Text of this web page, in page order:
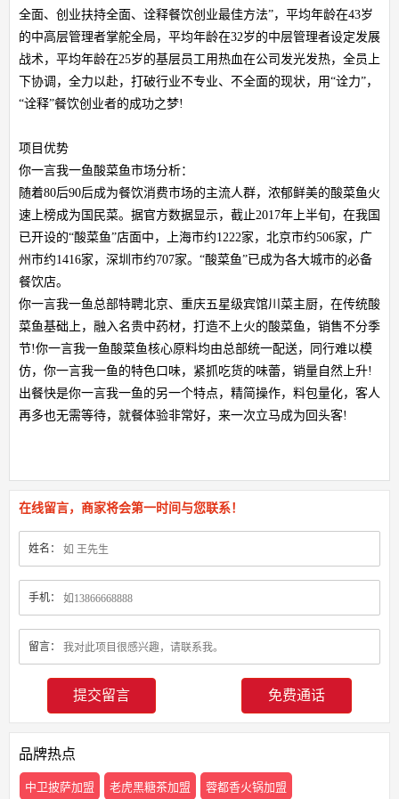
全面、创业扶持全面、诠释餐饮创业最佳方法”，平均年龄在43岁
的中高层管理者掌舵全局，平均年龄在32岁的中层管理者设定发展
战术，平均年龄在25岁的基层员工用热血在公司发光发热，全员上
下协调，全力以赴，打破行业不专业、不全面的现状，用“诠力”，
“诠释”餐饮创业者的成功之梦!
项目优势
你一言我一鱼酸菜鱼市场分析：
随着80后90后成为餐饮消费市场的主流人群，浓郁鲜美的酸菜鱼火
速上榜成为国民菜。据官方数据显示，截止2017年上半旬，在我国
已开设的“酸菜鱼”店面中，上海市约1222家，北京市约506家，广
州市约1416家，深圳市约707家。“酸菜鱼”已成为各大城市的必备
餐饮店。
你一言我一鱼总部特聘北京、重庆五星级宾馆川菜主厨，在传统酸
菜鱼基础上，融入名贵中药材，打造不上火的酸菜鱼，销售不分季
节!你一言我一鱼酸菜鱼核心原料均由总部统一配送，同行难以模
仿，你一言我一鱼的特色口味，紧抓吃货的味蕾，销量自然上升!
出餐快是你一言我一鱼的另一个特点，精简操作，料包量化，客人
再多也无需等待，就餐体验非常好，来一次立马成为回头客!
在线留言，商家将会第一时间与您联系！
姓名：
手机：
留言：
免费通话
品牌热点
中卫披萨加盟 老虎黑糖茶加盟 蓉都香火锅加盟